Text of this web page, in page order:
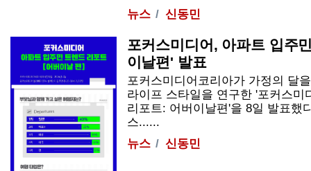
뉴스
신동민
포커스미디어, 아파트 입주
이날편' 발표
포커스미디어코리아가 가정의 달
라이프 스타일을 연구한 '포커스미
리포트: 어버이날편'을 8일 발표했
스......
뉴스
신동민